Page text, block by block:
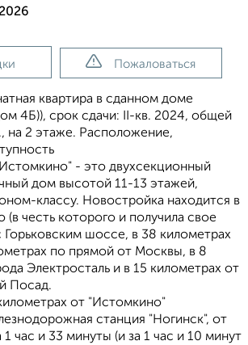
Пожаловаться
квартира в сданном доме
4Б)), срок сдачи: II-кв. 2024, общей
на 2 этаже. Расположение,
- это двухсекционный
дом высотой 11-13 этажей,
классу. Новостройка находится в
честь которого и получила свое
Горьковским шоссе, в 38 километрах
по прямой от Москвы, в 8
Электросталь и в 15 километрах от
Посад.
от "Истомкино"
станция "Ногинск", от
час и 33 минуты (и за 1 час и 10 минут